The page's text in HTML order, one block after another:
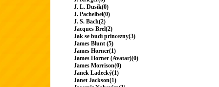
J. L. Dusík(0)
J. Pachelbel(0)
J. S. Bach(2)
Jacques Brel(2)
Jak se budí princezny(3)
James Blunt (5)
James Horner(1)
James Horner (Avatar)(0)
James Morrison(0)
Janek Ladecký(1)
Janet Jackson(1)